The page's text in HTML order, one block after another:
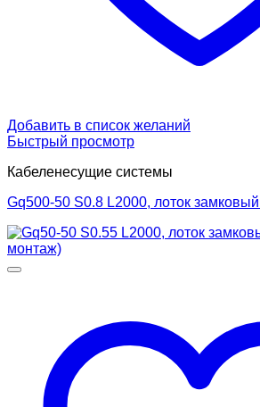
Добавить в список желаний
Быстрый просмотр
Кабеленесущие системы
Gq500-50 S0.8 L2000, лоток